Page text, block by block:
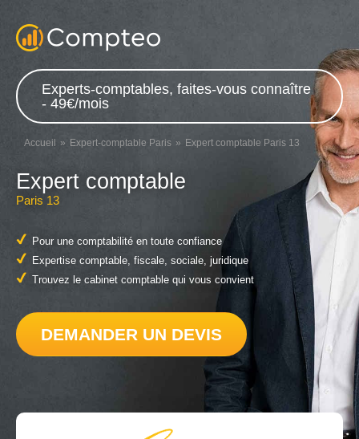
Experts-comptables, faites-vous connaître
- 49€/mois
Accueil Expert-comptable Paris Expert comptable Paris 13
Expert comptable
Paris 13
Pour une comptabilité en toute confiance
Expertise comptable, fiscale, sociale, juridique
Trouvez le cabinet comptable qui vous convient
DEMANDER UN DEVIS